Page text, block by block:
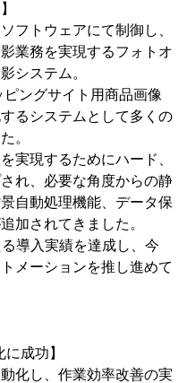
フトウェアにて制御し、
業務を実現するフォトオ
システム。
ングサイト用商品画像
るシステムとして多くの
。
実現するためにハード、
れ、必要な角度からの静
自動処理機能、データ保
加されてきました。
導入実績を達成し、今
メーションを推し進めて
成功】
化し、作業効率改善の実